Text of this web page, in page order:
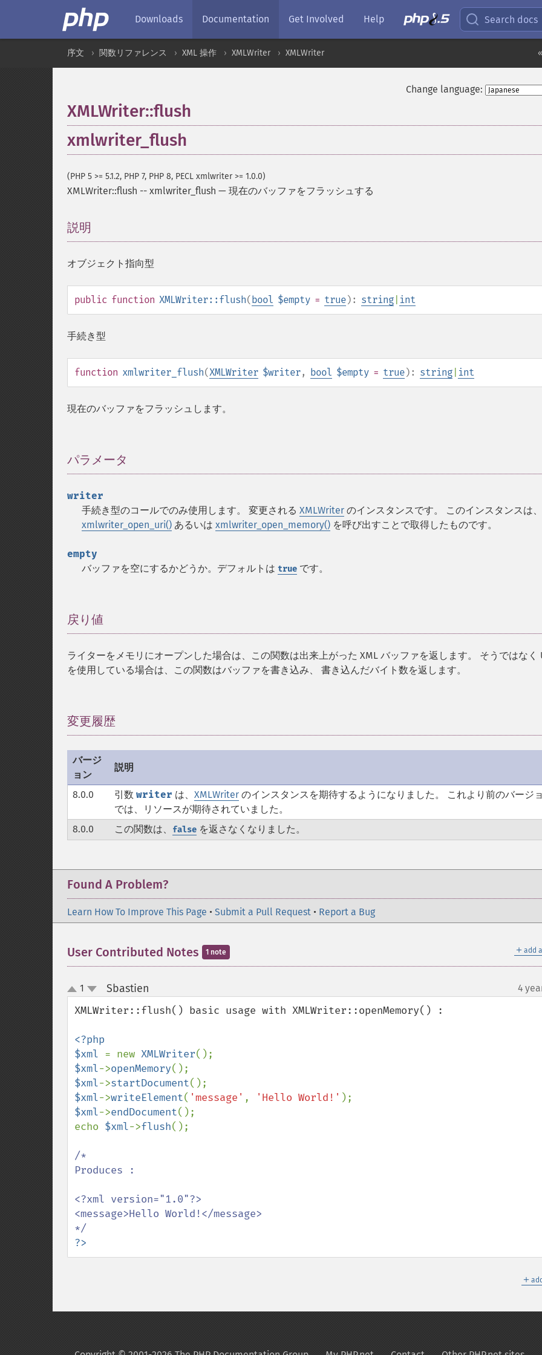
Downloads Documentation Get Involved Help Search docs
序文 関数リファレンス XML 操作 XMLWriter XMLWriter
Change language:
XMLWriter::flush
xmlwriter_flush
(PHP 5 >= 5.1.2, PHP 7, PHP 8, PECL xmlwriter >= 1.0.0)
XMLWriter::flush -- xmlwriter_flush — 現在のバッファをフラッシュする
説明
オブジェクト指向型
public function XMLWriter::flush(bool $empty = true): string int
手続き型
function xmlwriter_flush(XMLWriter $writer, bool $empty = true): string int
現在のバッファをフラッシュします。
パラメータ
writer
手続き型のコールでのみ使用します。 変更される XMLWriter のインスタンスです。 このインスタンスは、
xmlwriter_open_uri() あるいは xmlwriter_open_memory() を呼び出すことで取得したものです。
empty
バッファを空にするかどうか。デフォルトは true です。
戻り値
ライターをメモリにオープンした場合は、この関数は出来上がった XML バッファを返します。 そうではなく
を使用している場合は、この関数はバッファを書き込み、 書き込んだバイト数を返します。
変更履歴
バージ
ョン
説明
8.0.0 引数 writer は、 XMLWriter のインスタンスを期待するようになりました。 これより前のバージ
では、リソースが期待されていました。
8.0.0
この関数は、 false を返さなくなりました。
Found A Problem?
Learn How To Improve This Page • Submit a Pull Request • Report a Bug
＋ add
User Contributed Notes 1 note
up
down
1 Sbastien 4
XMLWriter::flush() basic usage with XMLWriter::openMemory() :
<?php
$xml = new XMLWriter
$xml->openMemory
$xml->startDocument
$xml->writeElement( 'message' , 'Hello World!'
$xml->endDocument();
echo $xml->flush();
/*
Produces :
<?xml version="1.0"?>
<message>Hello World!</message>
?>
＋